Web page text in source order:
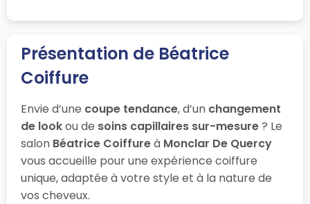
Présentation de Béatrice
Coiffure
Envie d’une coupe tendance, d’un changement
de lookou de soins capillaires sur-mesure? Le
salon Béatrice Coiffureà Monclar De Quercy
vous accueille pour une expérience coiffure
unique, adaptée à votre style et à la nature de
vos cheveux.